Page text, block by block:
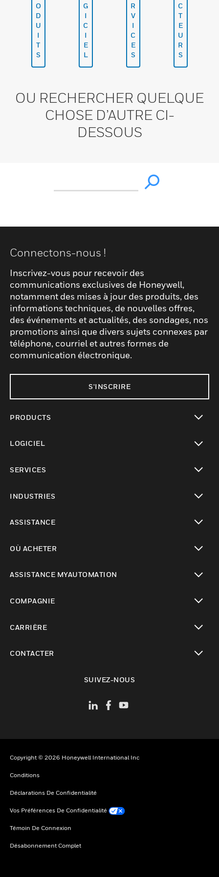
O
D
U
I
T
S
G
I
C
I
E
L
R
V
I
C
E
S
C
T
E
U
R
S
OU RECHERCHER QUELQUE
CHOSE D’AUTRE CI-
DESSOUS
Connectons-nous !
Inscrivez-vous pour recevoir des
communications exclusives de Honeywell,
notamment des mises à jour des produits, des
informations techniques, de nouvelles offres,
des événements et actualités, des sondages, nos
promotions ainsi que divers sujets connexes par
téléphone, courriel et autres formes de
communication électronique.
S'INSCRIRE
PRODUCTS
LOGICIEL
SERVICES
INDUSTRIES
ASSISTANCE
OÙ ACHETER
ASSISTANCE MYAUTOMATION
COMPAGNIE
CARRIÈRE
CONTACTER
SUIVEZ-NOUS
Copyright © 2026 Honeywell International Inc
Conditions
Déclarations De Confidentialité
Vos Préférences De Confidentialité
Témoin De Connexion
Désabonnement Complet